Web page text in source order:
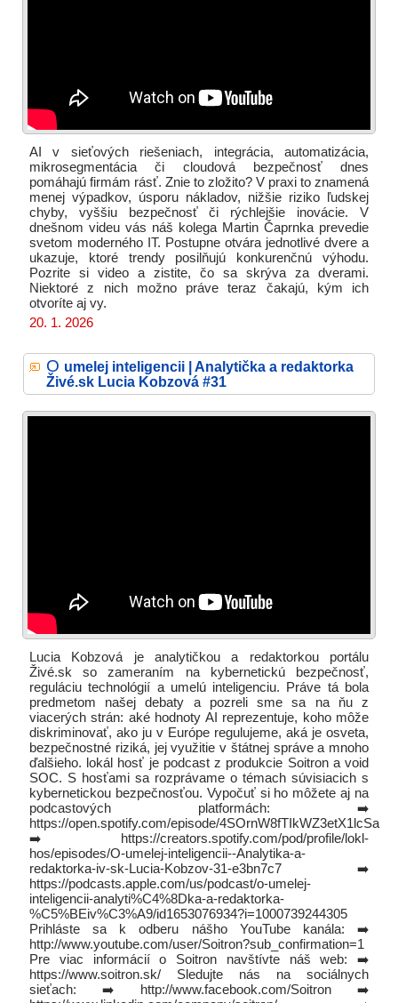
AI v sieťových riešeniach, integrácia, automatizácia,
mikrosegmentácia či cloudová bezpečnosť dnes
pomáhajú firmám rásť. Znie to zložito? V praxi to znamená
menej výpadkov, úsporu nákladov, nižšie riziko ľudskej
chyby, vyššiu bezpečnosť či rýchlejšie inovácie. V
dnešnom videu vás náš kolega Martin Čaprnka prevedie
svetom moderného IT. Postupne otvára jednotlivé dvere a
ukazuje, ktoré trendy posilňujú konkurenčnú výhodu.
Pozrite si video a zistite, čo sa skrýva za dverami.
Niektoré z nich možno práve teraz čakajú, kým ich
otvoríte aj vy.
20. 1. 2026
O umelej inteligencii | Analytička a redaktorka
Živé.sk Lucia Kobzová #31
Lucia Kobzová je analytičkou a redaktorkou portálu
Živé.sk so zameraním na kybernetickú bezpečnosť,
reguláciu technológií a umelú inteligenciu. Práve tá bola
predmetom našej debaty a pozreli sme sa na ňu z
viacerých strán: aké hodnoty AI reprezentuje, koho môže
diskriminovať, ako ju v Európe regulujeme, aká je osveta,
bezpečnostné riziká, jej využitie v štátnej správe a mnoho
ďalšieho. lokál hosť je podcast z produkcie Soitron a void
SOC. S hosťami sa rozprávame o témach súvisiacich s
kybernetickou bezpečnosťou. Vypočuť si ho môžete aj na
podcastových platformách: ➡️
https://open.spotify.com/episode/4SOrnW8fTIkWZ3etX1lcSa
➡️ https://creators.spotify.com/pod/profile/lokl-
hos/episodes/O-umelej-inteligencii--Analytika-a-
redaktorka-iv-sk-Lucia-Kobzov-31-e3bn7c7 ➡️
https://podcasts.apple.com/us/podcast/o-umelej-
inteligencii-analyti%C4%8Dka-a-redaktorka-
%C5%BEiv%C3%A9/id1653076934?i=1000739244305
Prihláste sa k odberu nášho YouTube kanála: ➡️
http://www.youtube.com/user/Soitron?sub_confirmation=1
Pre viac informácií o Soitron navštívte náš web: ➡️
https://www.soitron.sk/ Sledujte nás na sociálnych
sieťach: ➡️ http://www.facebook.com/Soitron ➡️